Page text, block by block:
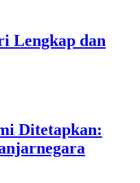
Lengkap dan
Ditetapkan: